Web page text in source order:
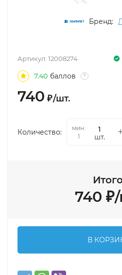
Бренд:
Артикул: 12008274
7.40 баллов ?
740 ₽/шт.
Количество:
мин.
1
шт.
740 ₽/
В